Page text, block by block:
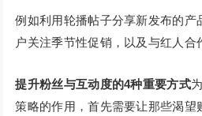
例如利用轮播帖子分享新发布的产
户关注季节性促销，以及与红人合
提升粉丝与互动度的4种重要方式
策略的作用，首先需要让那些渴望